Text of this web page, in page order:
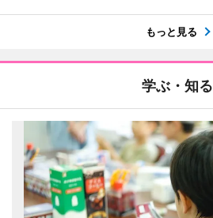
もっと見る
学ぶ・知る